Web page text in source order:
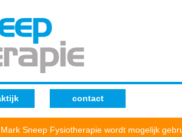
contact
Sneep Fysiotherapie wordt mogelijk